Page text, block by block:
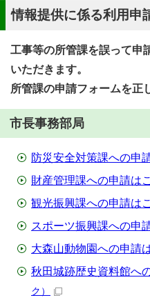
情報提供に係る利用申
工事等の所管課を誤って申
いただきます。
所管課の申請フォームを正
市長事務部局
防災安全対策課への申
財産管理課への申請は
観光振興課への申請は
スポーツ振興課への申
大森山動物園への申請
秋田城跡歴史資料館へ
ク）